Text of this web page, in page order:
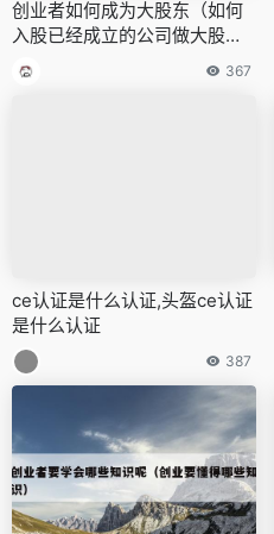
创业者如何成为大股东（如何
入股已经成立的公司做大股
东）
367
ce认证是什么认证,头盔ce认证
是什么认证
387